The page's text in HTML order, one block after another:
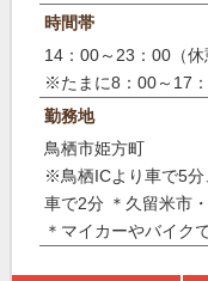
時間帯
14：00～23：00（休
※たまに8：00～17
勤務地
鳥栖市姫方町
※鳥栖ICより車で5分
車で2分 ＊久留米市
＊マイカーやバイク